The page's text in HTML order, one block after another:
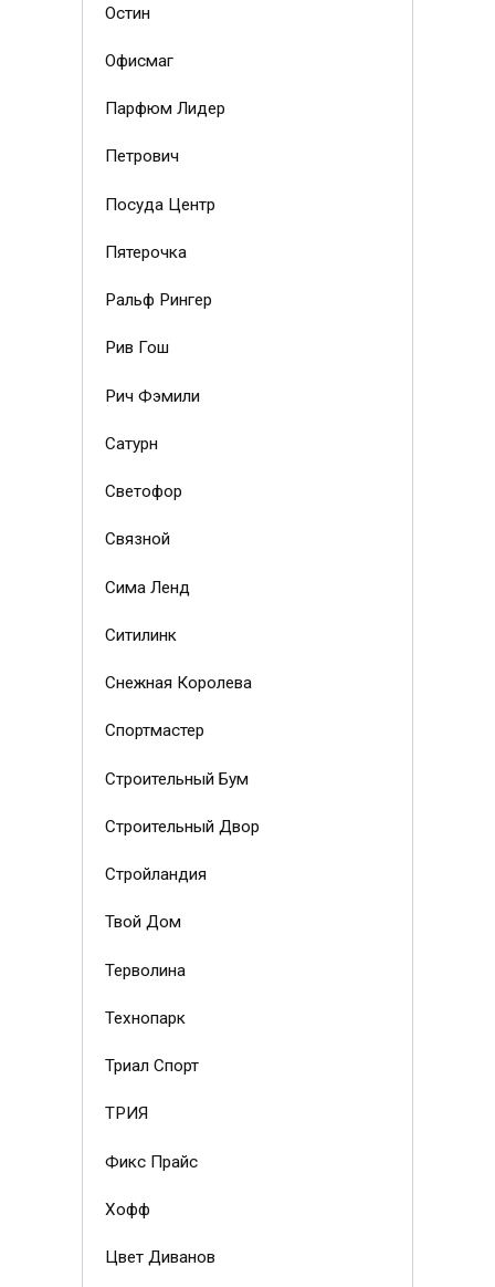
Остин
Офисмаг
Парфюм Лидер
Петрович
Посуда Центр
Пятерочка
Ральф Рингер
Рив Гош
Рич Фэмили
Сатурн
Светофор
Связной
Сима Ленд
Ситилинк
Снежная Королева
Спортмастер
Строительный Бум
Строительный Двор
Стройландия
Твой Дом
Терволина
Технопарк
Триал Спорт
ТРИЯ
Фикс Прайс
Хофф
Цвет Диванов